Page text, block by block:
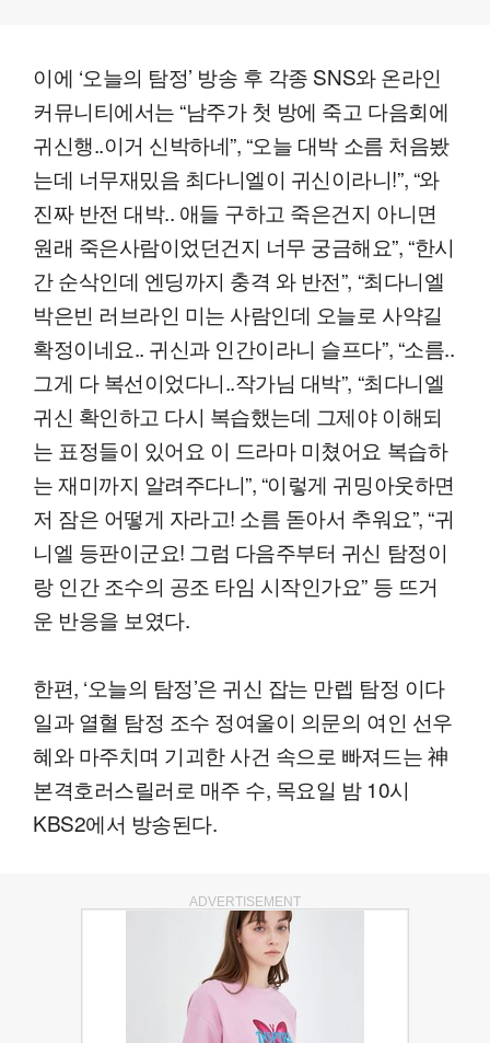
이에 ‘오늘의 탐정’ 방송 후 각종 SNS와 온라인
커뮤니티에서는 “남주가 첫 방에 죽고 다음회에
귀신행..이거 신박하네”, “오늘 대박 소름 처음봤
는데 너무재밌음 최다니엘이 귀신이라니!”, “와
진짜 반전 대박.. 애들 구하고 죽은건지 아니면
원래 죽은사람이었던건지 너무 궁금해요”, “한시
간 순삭인데 엔딩까지 충격 와 반전”, “최다니엘
박은빈 러브라인 미는 사람인데 오늘로 사약길
확정이네요.. 귀신과 인간이라니 슬프다”, “소름..
그게 다 복선이었다니..작가님 대박”, “최다니엘
귀신 확인하고 다시 복습했는데 그제야 이해되
는 표정들이 있어요 이 드라마 미쳤어요 복습하
는 재미까지 알려주다니”, “이렇게 귀밍아웃하면
저 잠은 어떻게 자라고! 소름 돋아서 추워요”, “귀
니엘 등판이군요! 그럼 다음주부터 귀신 탐정이
랑 인간 조수의 공조 타임 시작인가요” 등 뜨거
운 반응을 보였다.
한편, ‘오늘의 탐정’은 귀신 잡는 만렙 탐정 이다
일과 열혈 탐정 조수 정여울이 의문의 여인 선우
혜와 마주치며 기괴한 사건 속으로 빠져드는 神
본격호러스릴러로 매주 수, 목요일 밤 10시
KBS2에서 방송된다.
ADVERTISEMENT